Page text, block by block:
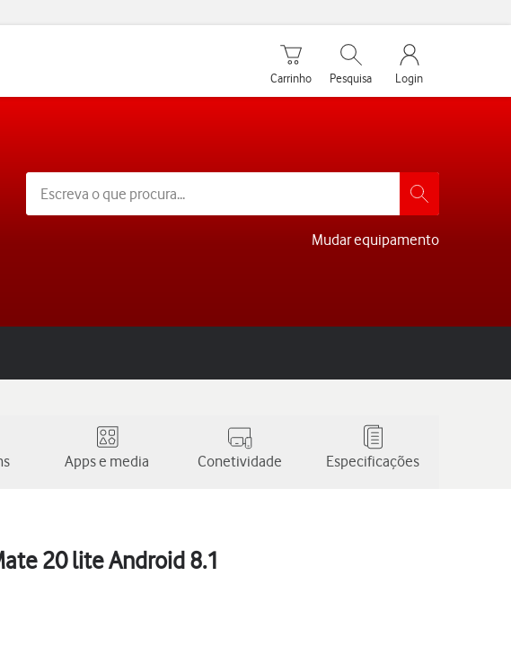
Carrinho de compras
Carrinho
Pesquisar
Pesquisa
My Vodafone
Login
Mudar equipamento
Apps e media Conetividade Especificações
20 lite Android 8.1